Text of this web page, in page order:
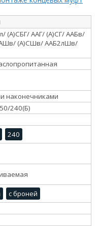
(А)СБГ/ ААГ/ (А)СГ/ ААБв/
(А)СШв/ ААБ2лШв/
наконечниками
240(Б)
240
с броней